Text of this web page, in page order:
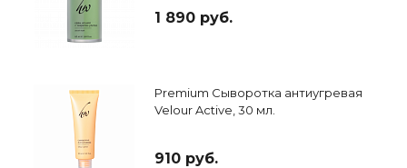
1 890 руб.
Premium Сыворотка антиугревая
Velour Active, 30 мл.
910 руб.